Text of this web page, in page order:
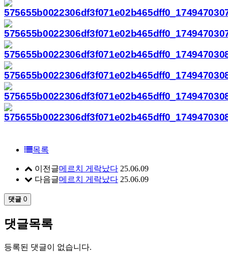
목록
이전글메르치 게락났다 25.06.09
다음글메르치 게락났다 25.06.09
댓글 0
댓글목록
등록된 댓글이 없습니다.